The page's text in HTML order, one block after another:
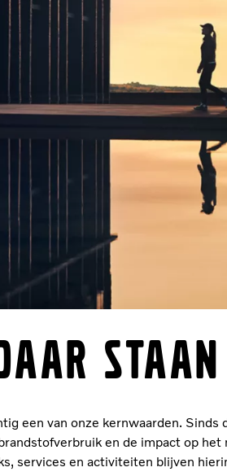
een van onze kernwaarden.
en de impact op
services en activiteiten blijven